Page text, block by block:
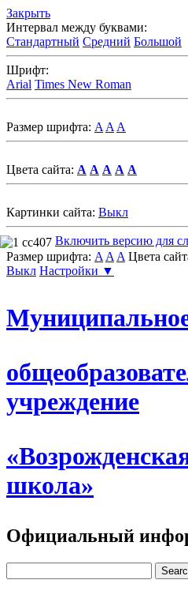
Закрыть
Интервал между буквами:
Стандартный Средний Большой
Шрифт:
Arial Times New Roman
Размер шрифта: A A A
Цвета сайта: A A A A A
Картинки сайта: Выкл
Включить версию для
Размер шрифта: A A A Цвета
Выкл Настройки ▼
учреждение
школа»
Официальный